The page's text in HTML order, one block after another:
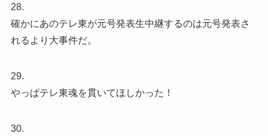
28.
確かにあのテレ東が元号発表生中継するのは元号発表さ
れるより大事件だ。
29.
やっぱテレ東魂を貫いてほしかった！
30.